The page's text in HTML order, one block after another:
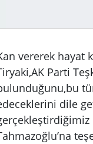
vererek hayat
Parti
dile